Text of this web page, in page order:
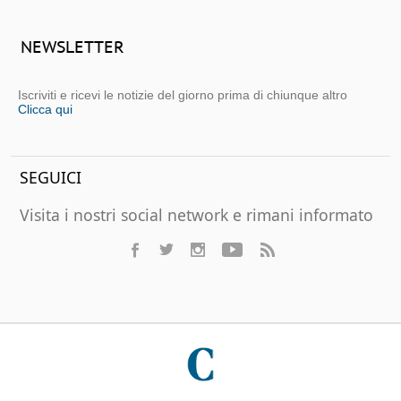
NEWSLETTER
Iscriviti e ricevi le notizie del giorno prima di chiunque altro
Clicca qui
SEGUICI
Visita i nostri social network e rimani informato